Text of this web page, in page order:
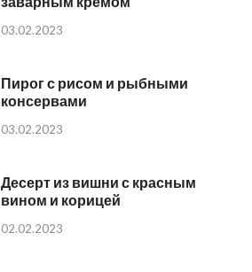
03.02.2023
Пирог с рисом и рыбными
консервами
03.02.2023
Десерт из вишни с красным
вином и корицей
02.02.2023